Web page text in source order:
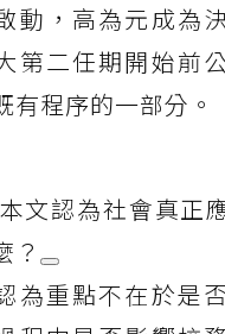
動，高為元成為
第二任期開始前
有程序的一部分。
文認為社會真正
？
為重點不在於是